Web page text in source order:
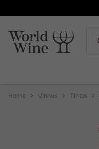
Vinhos Tintos
1º Maçanita